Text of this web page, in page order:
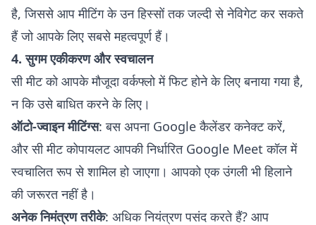
है, जिससे आप मीटिंग के उन हिस्सों तक जल्दी से नेविगेट कर सकते
हैं जो आपके लिए सबसे महत्वपूर्ण हैं।
4. सुगम एकीकरण और स्वचालन
सी मीट को आपके मौजूदा वर्कफ्लो में फिट होने के लिए बनाया गया है,
न कि उसे बाधित करने के लिए।
ऑटो-ज्वाइन मीटिंग्स: बस अपना Google कैलेंडर कनेक्ट करें,
और सी मीट कोपायलट आपकी निर्धारित Google Meet कॉल में
स्वचालित रूप से शामिल हो जाएगा। आपको एक उंगली भी हिलाने
की जरूरत नहीं है।
अनेक निमंत्रण तरीके: अधिक नियंत्रण पसंद करते हैं? आप